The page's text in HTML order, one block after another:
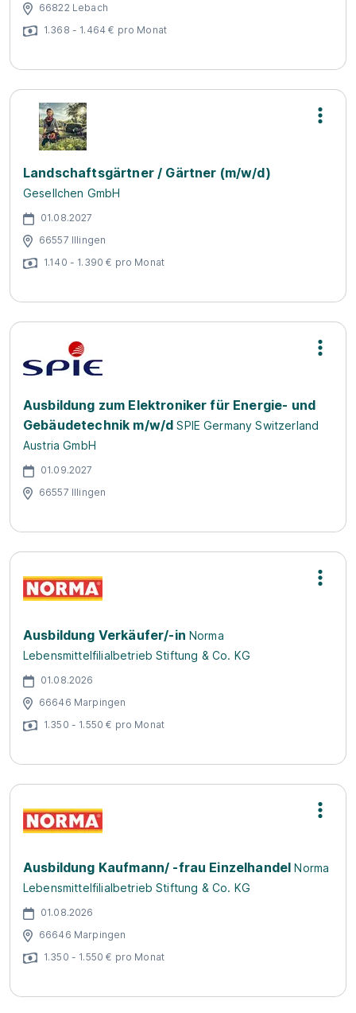
66822 Lebach
1.368 - 1.464 € pro Monat
Landschaftsgärtner / Gärtner (m/w/d)
Gesellchen GmbH
01.08.2027
66557 Illingen
1.140 - 1.390 € pro Monat
Ausbildung zum Elektroniker für Energie- und
Gebäudetechnik m/w/d SPIE Germany Switzerland
Austria GmbH
01.09.2027
66557 Illingen
Ausbildung Verkäufer/-in Norma
Lebensmittelfilialbetrieb Stiftung & Co. KG
01.08.2026
66646 Marpingen
1.350 - 1.550 € pro Monat
Ausbildung Kaufmann/ -frau Einzelhandel Norma
Lebensmittelfilialbetrieb Stiftung & Co. KG
01.08.2026
66646 Marpingen
1.350 - 1.550 € pro Monat